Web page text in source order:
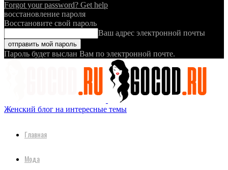
Forgot your password? Get help
восстановление пароля
Восстановите свой пароль
Ваш адрес электронной почты
Пароль будет выслан Вам по электронной почте.
Женский блог на интересные темы
Главная
Мода